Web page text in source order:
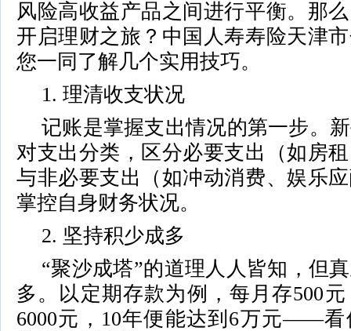
风险高收益产品之间进行平衡。那
开启理财之旅？中国人寿寿险天津
您一同了解几个实用技巧。
1. 理清收支状况
记账是掌握支出情况的第一步。
对支出分类，区分必要支出（如房
与非必要支出（如冲动消费、娱乐
掌控自身财务状况。
2. 坚持积少成多
“聚沙成塔”的道理人人皆知，但
多。以定期存款为例，每月存500
6000元，10年便能达到6万元——看